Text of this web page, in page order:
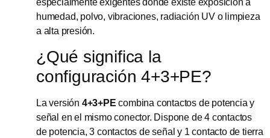
humedad, polvo, vibraciones, radiación UV o limpieza
a alta presión.
¿Qué significa la
configuración 4+3+PE?
La versión 4+3+PE combina contactos de potencia y
señal en el mismo conector. Dispone de 4 contactos
de potencia, 3 contactos de señal y 1 contacto de tierra